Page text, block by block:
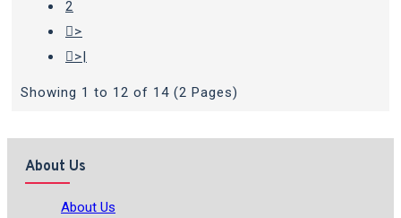
2
>
>|
Showing 1 to 12 of 14 (2 Pages)
About Us
About Us